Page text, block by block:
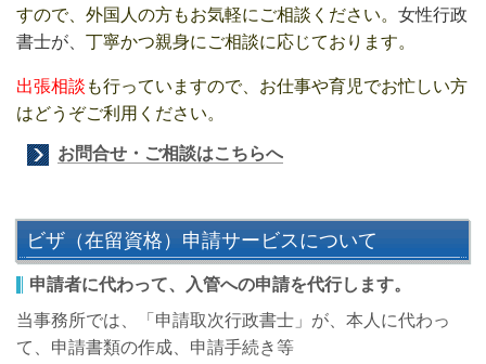
すので、外国人の方もお気軽にご相談ください。 女性行政
書士が、 丁寧かつ親身にご相談に応じております。
出張相談 も行っていますので、お仕事や育児でお忙しい方
はどうぞご利用ください。
お問合せ・ご相談はこちらへ
ビザ（在留資格）申請サービスについて
申請者に代わって、入管への申請を代行します。
当事務所では、「申請取次行政書士」が、本人に代わっ
て、申請書類の作成、申請手続き等